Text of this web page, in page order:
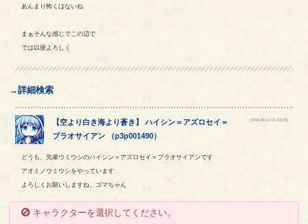
あんまり怖くはないね
まぁそんな感じでこの辺で
では以後よろしく
→詳細検索
【空より白き海より蒼き 】ハイシン＝ アズロセイ ＝
ブラオサイアン （p3p001490）
[2018-06-14 21:03:23]
どうも、先輩ウミウシのハイシン＝アズロセイ＝ブラオサイアンです
アオミノウミウシをやっています
よろしくお願いしますね、ゴマちゃん
キャラクターを選択してください。